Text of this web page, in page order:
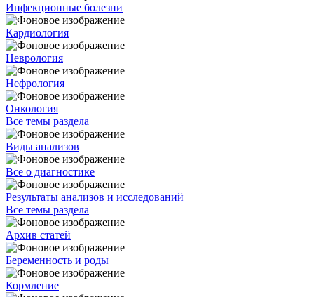
Инфекционные болезни
Кардиология
Неврология
Нефрология
Онкология
Все темы раздела
Виды анализов
Все о диагностике
Результаты анализов и исследований
Все темы раздела
Архив статей
Беременность и роды
Кормление